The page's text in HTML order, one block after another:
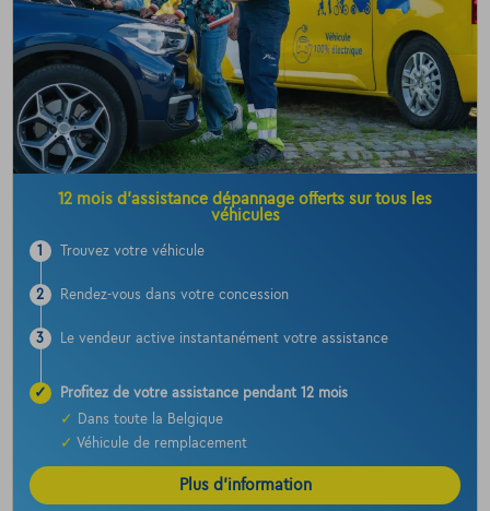
12 mois d’assistance dépannage offerts sur tous les
véhicules
1 Trouvez votre véhicule
2 Rendez-vous dans votre concession
3 Le vendeur active instantanément votre assistance
✓
Profitez de votre assistance pendant 12 mois
✓
Dans toute la Belgique
✓ Véhicule de remplacement
Plus d’information